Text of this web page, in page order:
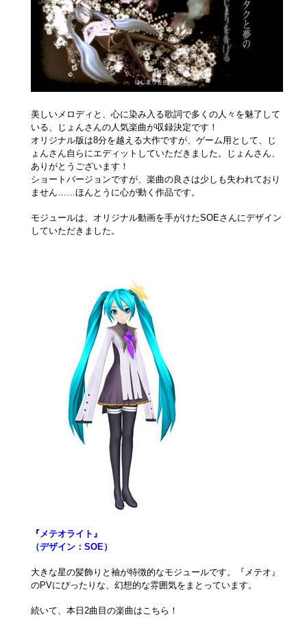
美しいメロディと、心に染み入る歌詞で多くの人々を魅了して
いる、じょんさんの人気楽曲が収録決定です！
オリジナル版は8分を越える大作ですが、ゲーム用として、じ
ょんさん自らにエディットしていただきました。じょんさん、
ありがとうございます！
ショートバージョンですが、楽曲の良さは少しも失われており
ません……ほんとうに心が動く作品です。
モジュールは、オリジナル動画を手がけたSOEさんにデザイン
していただきました。
『メテオライト』
（デザイン：SOE）
大きな星の髪飾りと袖が特徴的なモジュールです。『メテオ』
のPVにぴったりな、幻想的な雰囲気をまとっています。
続いて、本日2曲目の楽曲はこちら！